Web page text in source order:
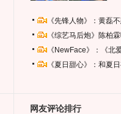
《先锋人物》：黄磊
《综艺马后炮》陈柏
《NewFace》：《北
《夏日甜心》：和夏
网友评论排行